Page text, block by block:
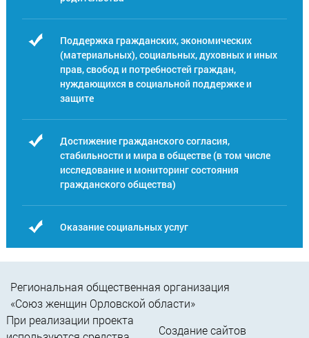
Поддержка гражданских, экономических
(материальных), социальных, духовных и иных
прав, свобод и потребностей граждан,
нуждающихся в социальной поддержке и
защите
Достижение гражданского согласия,
стабильности и мира в обществе (в том числе
исследование и мониторинг состояния
гражданского общества)
Оказание социальных услуг
Региональная общественная организация
«Союз женщин Орловской области»
При реализации проекта
Создание сайтов